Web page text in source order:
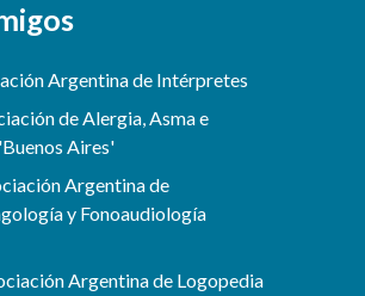
Argentina de Intérpretes
de Alergia, Asma e
Aires'
Argentina de
y Fonoaudiología
Argentina de Logopedia